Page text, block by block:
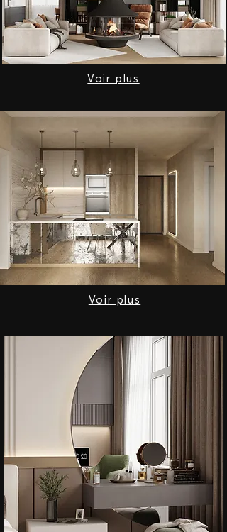
Voir plus
Voir plus